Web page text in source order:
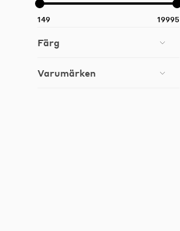
149 19995
Färg
Varumärken